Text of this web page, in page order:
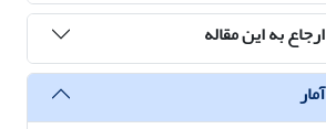
ارجاع به این مقاله
آمار